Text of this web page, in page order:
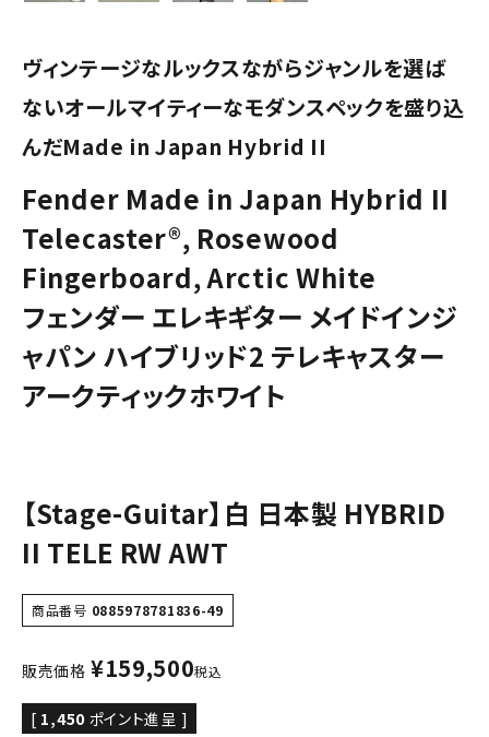
ヴィンテージなルックスながらジャンルを選ば
ないオールマイティーなモダンスペックを盛り込
んだMade in Japan Hybrid II
Fender Made in Japan Hybrid II
Telecaster®, Rosewood
Fingerboard, Arctic White
フェンダー エレキギター メイドインジ
ャパン ハイブリッド2 テレキャスター
アークティックホワイト
【Stage-Guitar】白 日本製 HYBRID
II TELE RW AWT
商品番号 0885978781836-49
販売価格 ¥159,500税込
[ 1,450 ポイント進呈 ]